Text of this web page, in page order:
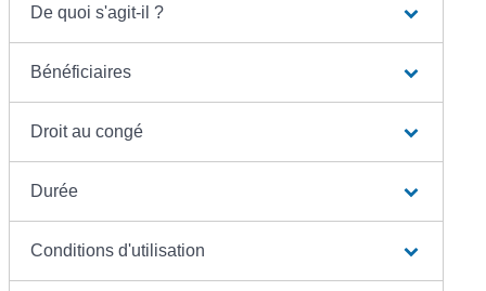
De quoi s'agit-il ?
Bénéficiaires
Droit au congé
Durée
Conditions d'utilisation